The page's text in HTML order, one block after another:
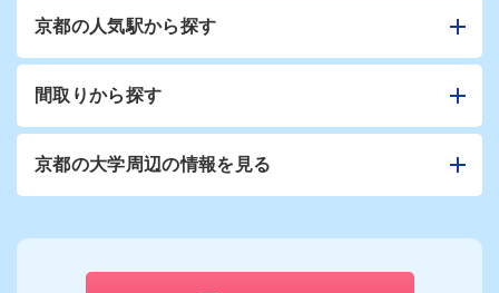
京都の人気駅から探す
間取りから探す
京都の大学周辺の情報を見る